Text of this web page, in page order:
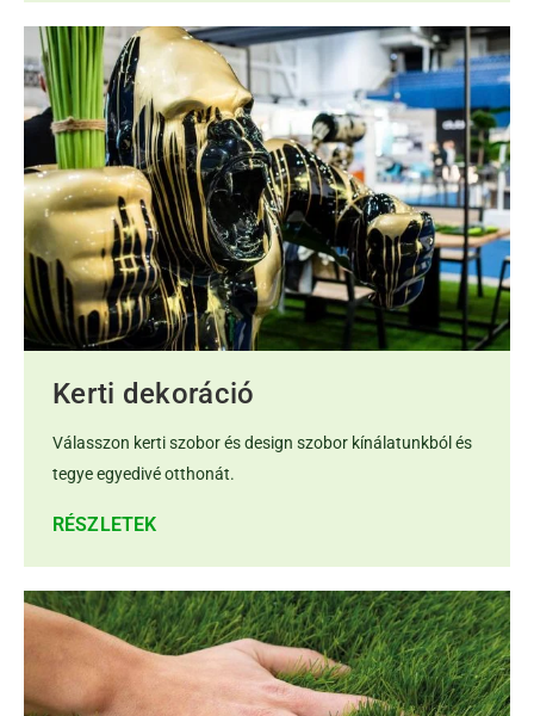
Kerti dekoráció
Válasszon kerti szobor és design szobor kínálatunkból és
tegye egyedivé otthonát.
RÉSZLETEK